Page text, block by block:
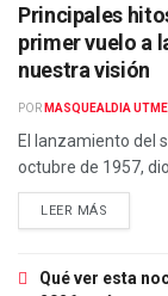
Principales
primer vuelo a
nuestra visión
POR MASQUEALDIA
El lanzamiento del
octubre de 1957,
LEER MÁS
Qué ver esta